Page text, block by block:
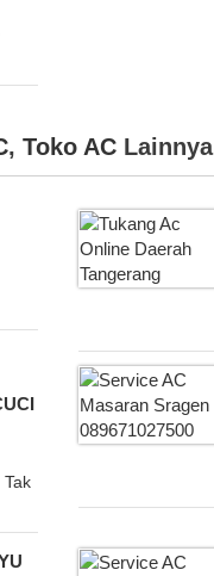
, Toko AC Lainnya